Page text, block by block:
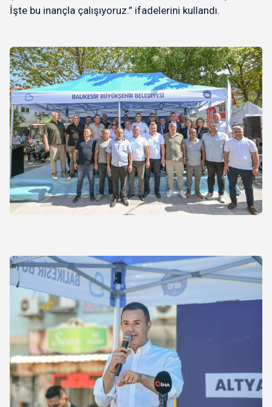
İşte bu inançla çalışıyoruz.” ifadelerini kullandı.